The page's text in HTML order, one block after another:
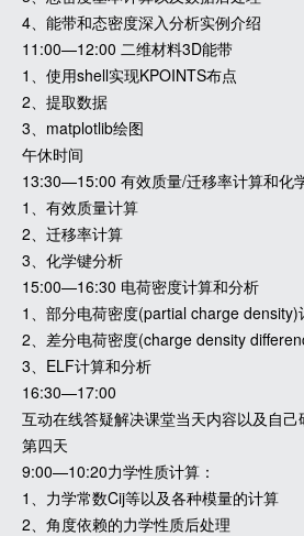
4、能带和态密度深入分析实例介绍
11:00—12:00 二维材料3D能带
1、使用shell实现KPOINTS布点
2、提取数据
3、matplotlib绘图
午休时间
13:30—15:00 有效质量/迁移率计算和化
1、有效质量计算
2、迁移率计算
3、化学键分析
15:00—16:30 电荷密度计算和分析
1、部分电荷密度(partial charge density)
2、差分电荷密度(charge density
3、ELF计算和分析
16:30—17:00
互动在线答疑解决课堂当天内容以及自
第四天
9:00—10:20力学性质计算：
1、力学常数Cij等以及各种模量的计算
2、角度依赖的力学性质后处理